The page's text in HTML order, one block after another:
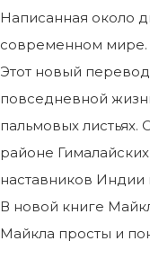
Написанная около
современном мире.
Этот новый перевод
повседневной
пальмовых
районе
наставников Индии
В новой книге
Майкла просты и